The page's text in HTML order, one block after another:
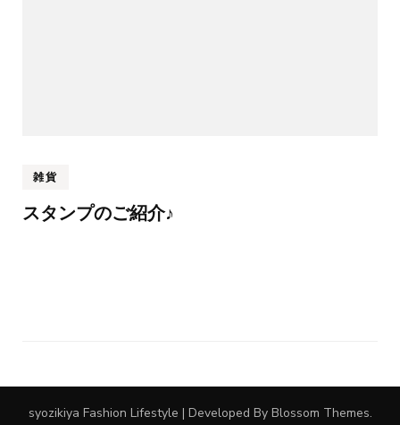
雑貨
スタンプのご紹介♪
syozikiya Fashion Lifestyle | Developed By Blossom Themes.